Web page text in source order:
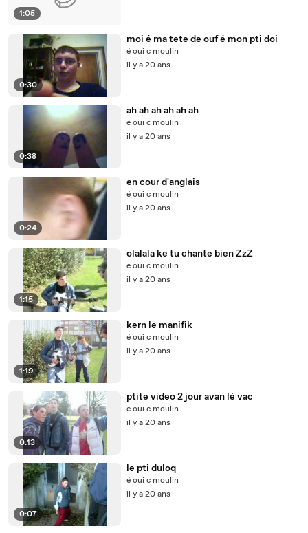
1:05
0:30
moi é ma tete de ouf é mon pti doi
é oui c moulin
il y a 20 ans
0:38
ah ah ah ah ah ah
é oui c moulin
il y a 20 ans
0:24
en cour d'anglais
é oui c moulin
il y a 20 ans
1:15
olalala ke tu chante bien ZzZ
é oui c moulin
il y a 20 ans
1:19
kern le manifik
é oui c moulin
il y a 20 ans
0:13
ptite video 2 jour avan lé vac
é oui c moulin
il y a 20 ans
0:07
le pti duloq
é oui c moulin
il y a 20 ans